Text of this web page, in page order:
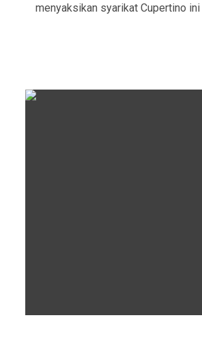
menyaksikan syarikat Cupertino